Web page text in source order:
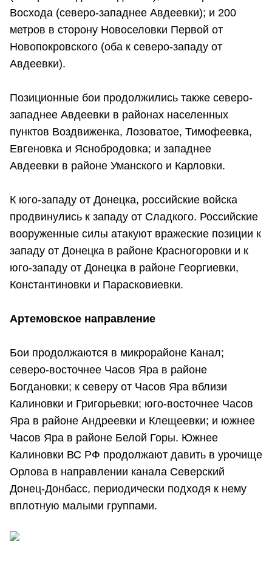
Восхода (северо-западнее Авдеевки); и 200
метров в сторону Новоселовки Первой от
Новопокровского (оба к северо-западу от
Авдеевки).
Позиционные бои продолжились также северо-
западнее Авдеевки в районах населенных
пунктов Воздвиженка, Лозоватое, Тимофеевка,
Евгеновка и Яснобродовка; и западнее
Авдеевки в районе Уманского и Карловки.
К юго-западу от Донецка, российские войска
продвинулись к западу от Сладкого. Российские
вооруженные силы атакуют вражеские позиции к
западу от Донецка в районе Красногоровки и к
юго-западу от Донецка в районе Георгиевки,
Константиновки и Парасковиевки.
Артемовское направление
Бои продолжаются в микрорайоне Канал;
северо-восточнее Часов Яра в районе
Богдановки; к северу от Часов Яра вблизи
Калиновки и Григорьевки; юго-восточнее Часов
Яра в районе Андреевки и Клещеевки; и южнее
Часов Яра в районе Белой Горы. Южнее
Калиновки ВС РФ продолжают давить в урочище
Орлова в направлении канала Северский
Донец-Донбасс, периодически подходя к нему
вплотную малыми группами.